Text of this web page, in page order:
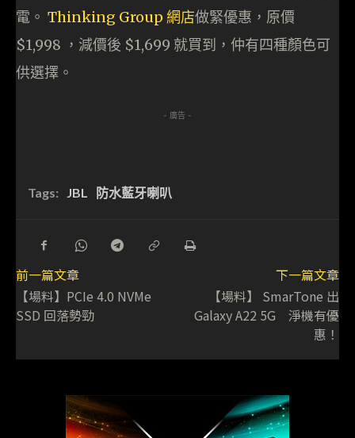
電。 Thinking Group 網店做緊優惠，原價
$1,998 ，減價後 $1,699 就買到，仲有四種顏色可
供選擇。
- 廣告 -
Tags: JBL 防水藍牙喇叭
前一篇文章
【場料】PCIe 4.0 NVMe
SSD 回落勢勁
下一篇文章
【場料】 SmarTone 出
Galaxy A22 5G 淨機有優
惠！